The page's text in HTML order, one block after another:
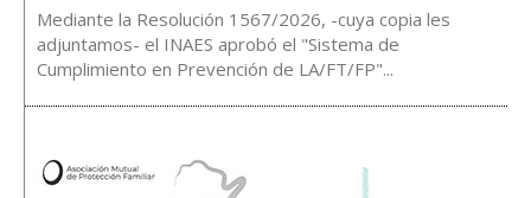
Mediante la Resolución 1567/2026, -cuya copia les
adjuntamos- el INAES aprobó el "Sistema de
Cumplimiento en Prevención de LA/FT/FP"...